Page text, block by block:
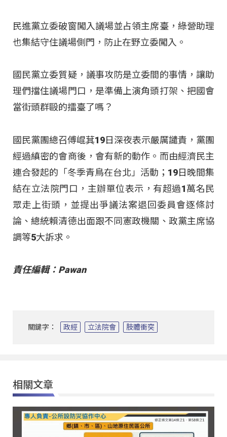
民進黨立委破窗闖入議場並占領主席臺，綠營助理
也集結守住議場側門，防止在野立委闖入。
國民黨立委質疑，議事攻防是立委間的事情，讓助
理們擋住議場門口，是準備上演角頭打架、把國會
當街頭群毆的擂臺了嗎？
國民黨團總召傅崐萁19日深夜表示嚴厲譴責，黨團
經過縝密的會商後，會有新的動作。而由經濟民主
連合發起的「冬季青鳥在台北」活動；19日晚間集
結在立法院門口，主辦單位表示，有超過1萬名民
眾走上街頭，並提出爭議法案退回委員會逐條討
論、總統賴清德出面跟不同憲政機關、政黨主席協
調等5大訴求。
責任編輯：Pawan
關鍵字： 政經 立法院會 肢體衝突
相關文章